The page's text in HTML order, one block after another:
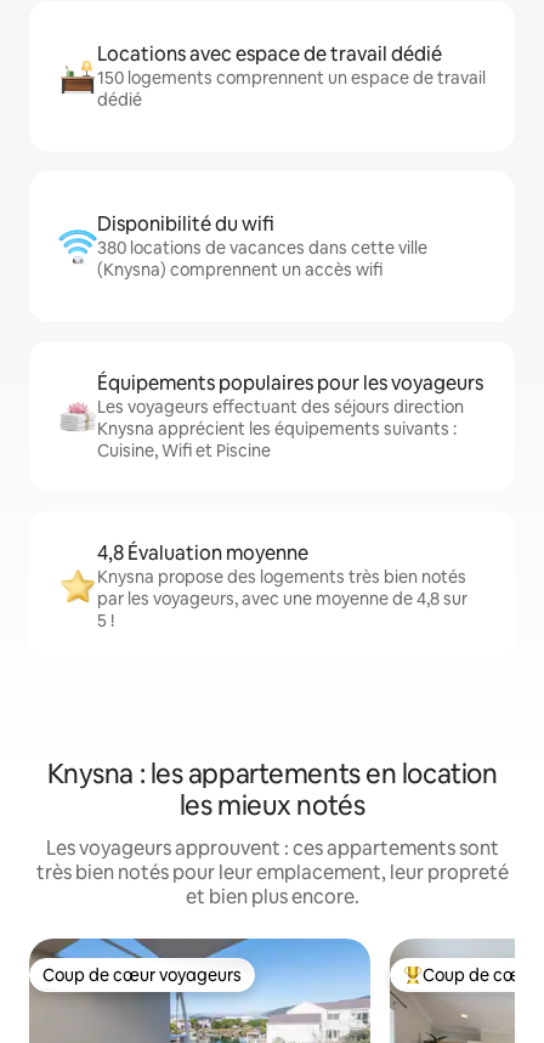
Locations avec espace de travail dédié
150 logements comprennent un espace de travail
dédié
Disponibilité du wifi
380 locations de vacances dans cette ville
(Knysna) comprennent un accès wifi
Équipements populaires pour les voyageurs
Les voyageurs effectuant des séjours direction
Knysna apprécient les équipements suivants :
Cuisine, Wifi et Piscine
4,8 Évaluation moyenne
Knysna propose des logements très bien notés
par les voyageurs, avec une moyenne de 4,8 sur
5 !
Knysna : les appartements en location
les mieux notés
Les voyageurs approuvent : ces appartements sont
très bien notés pour leur emplacement, leur propreté
et bien plus encore.
Coup de cœur voyageurs
Coup de cœur voyageurs Coups de cœur
Coup de cœur